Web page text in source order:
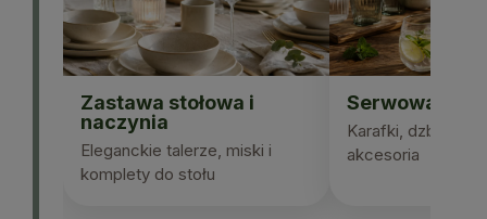
Zastawa stołowa i
naczynia
Eleganckie talerze, miski i
komplety do stołu
Serwowanie
Karafki, dzbanki,
akcesoria